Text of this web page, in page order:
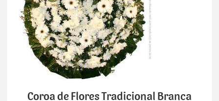
Coroa de Flores Tradicional Branca